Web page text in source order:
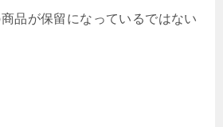
品が保留になっているではない